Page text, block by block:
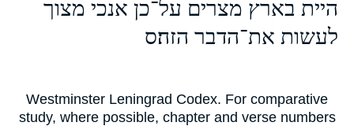
היית בארץ מצרים על־כן אנכי מצוך
לעשות את־הדבר הזה׃ס
Westminster Leningrad Codex. For comparative
study, where possible, chapter and verse numbers